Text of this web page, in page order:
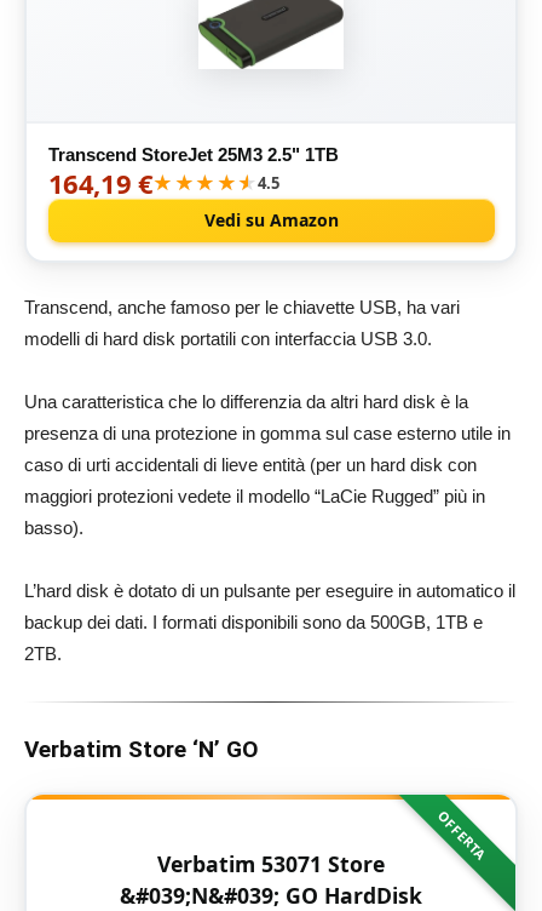
Transcend StoreJet 25M3 2.5" 1TB
164,19 €★★★★★
★★★★★4.5
Vedi su Amazon
Transcend, anche famoso per le chiavette USB, ha vari
modelli di hard disk portatili con interfaccia USB 3.0.
Una caratteristica che lo differenzia da altri hard disk è la
presenza di una protezione in gomma sul case esterno utile in
caso di urti accidentali di lieve entità (per un hard disk con
maggiori protezioni vedete il modello “LaCie Rugged” più in
basso).
L’hard disk è dotato di un pulsante per eseguire in automatico il
backup dei dati. I formati disponibili sono da 500GB, 1TB e
2TB.
Verbatim Store ‘N’ GO
OFFERTA
Verbatim 53071 Store
&#039;N&#039; GO HardDisk